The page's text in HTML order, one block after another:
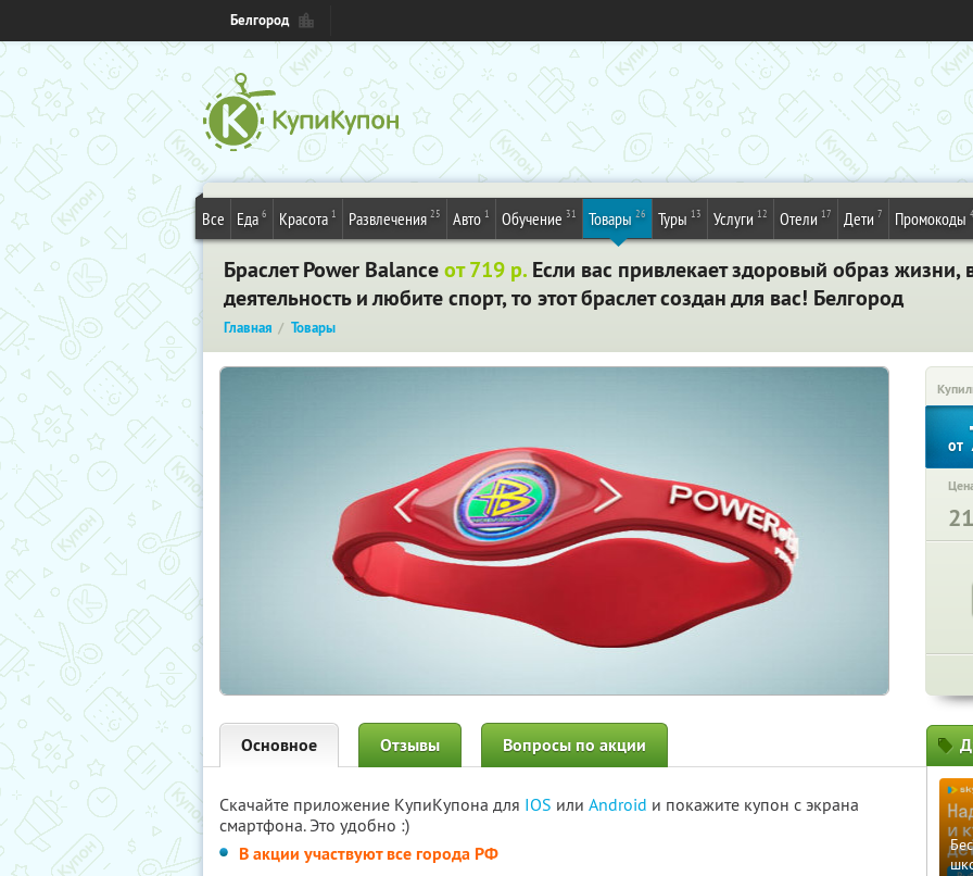
Белгород
Все Еда 6 Красота 1 Развлечения 25 Авто 1 Обучение 31 Товары 26 Туры 13 Услуги 12 Отели 17 Дети 7 Промокоды
Браслет Power Balanceот 719 р. Если вас привлекает здоровый образ жизни,
деятельность и любите спорт, то этот браслет создан для вас! Белгород
Главная Товары
от
Основное Отзывы Вопросы по акции
Скачайте приложение КупиКупона для IOS или Android и покажите купон с экрана
смартфона. Это удобно :)
В акции участвуют все города РФ